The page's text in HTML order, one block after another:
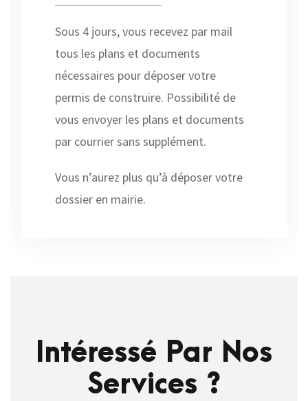
Sous 4 jours, vous recevez par mail
tous les plans et documents
nécessaires pour déposer votre
permis de construire. Possibilité de
vous envoyer les plans et documents
par courrier sans supplément.
Vous n’aurez plus qu’à déposer votre
dossier en mairie.
Intéressé Par Nos
Services ?